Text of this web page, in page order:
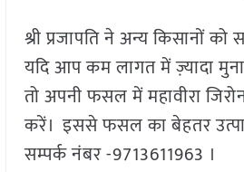
श्री प्रजापति ने अन्य किसानों
यदि आप कम लागत में ज़्यादा
तो अपनी फसल में महावीरा
करें। इससे फसल का बेहतर
सम्पर्क नंबर -9713611963 ।